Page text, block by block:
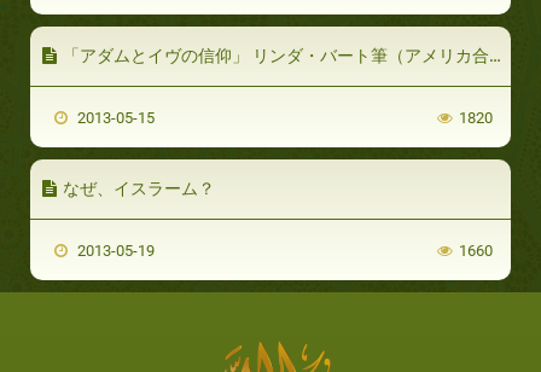
「アダムとイヴの信仰」 リンダ・バート筆（アメリカ合衆国）
2013-05-15 1820
なぜ、イスラーム？
2013-05-19 1660